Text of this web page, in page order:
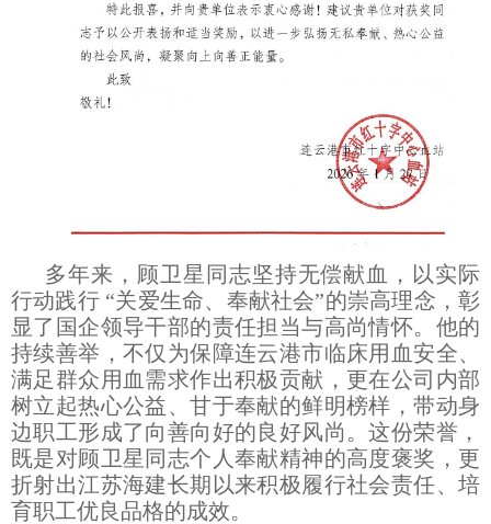
多年来， 顾卫星同志坚持无偿献血，以实际
行动践行 “关爱生命、奉献社会”的崇高理念，彰
显了国企领导干部的责任担当与高尚情怀。他的
持续善举，不仅为保障连云港市临床用血安全、
满足群众用血需求作出积极贡献，更在公司内部
树立起热心公益、甘于奉献的鲜明榜样，带动身
边职工形成了向善向好的良好风尚。这份荣誉，
既是对顾卫星同志个人奉献精神的高度褒奖，更
折射出江苏海建长期以来积极履行社会责任、培
育职工优良品格的成效。